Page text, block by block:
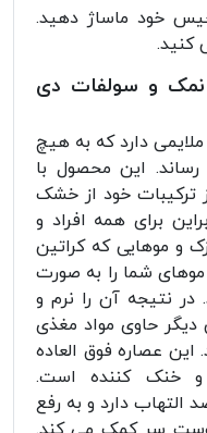
خود ماساژ دهید.
کنید.
نمک و سولفات دی
دارد که به هیچ
این محصول با
ترکیبات خود از خشک
برای همه افراد و
و موهایی که کراتین
شما را به صورت
در نتیجه آن را نرم و
دیگر حاوی مواد مغذی
عصاره فوق العاده
و خنک کننده است.
دارد و به رفع